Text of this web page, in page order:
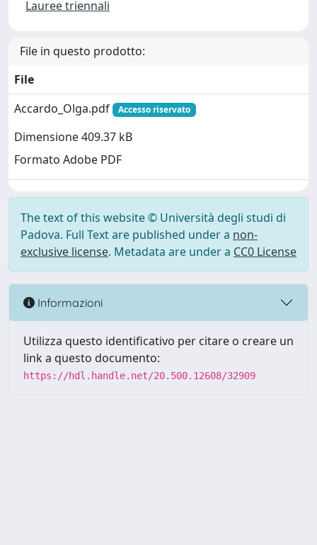
Lauree triennali
File in questo prodotto:
File
Accardo_Olga.pdf
Accesso riservato
Dimensione 409.37 kB
Formato Adobe PDF
The text of this website © Università degli studi di
Padova. Full Text are published under a non-
exclusive license. Metadata are under a CC0 License
Informazioni
Utilizza questo identificativo per citare o creare un
link a questo documento:
https://hdl.handle.net/20.500.12608/32909